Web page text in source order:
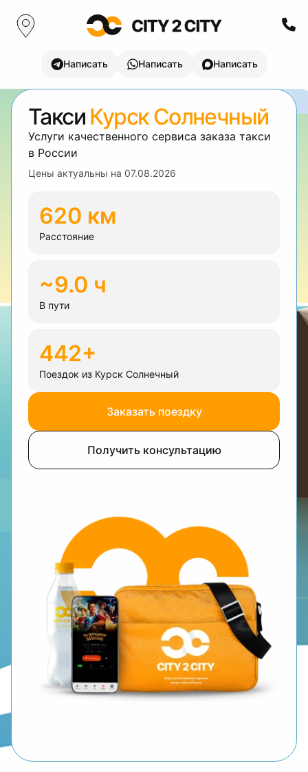
Написать Написать Написать
Такси Курск Солнечный
Услуги качественного сервиса заказа такси
в России
Цены актуальны на 07.08.2026
620 км
Расстояние
~9.0 ч
В пути
442+
Поездок из Курск Солнечный
Заказать поездку
Получить консультацию